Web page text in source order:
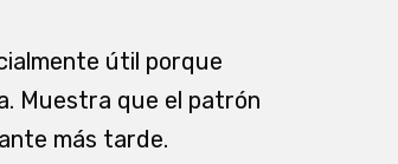
útil porque
Muestra que el patrón
más tarde.